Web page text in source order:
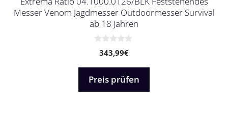
Messer Venom Jagdmesser Outdoormesser Survival
ab 18 Jahren
n
5
343,99€
Preis prüfen